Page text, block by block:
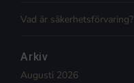
Vad är säkerhetsförvaring?
Arkiv
Augusti 2026